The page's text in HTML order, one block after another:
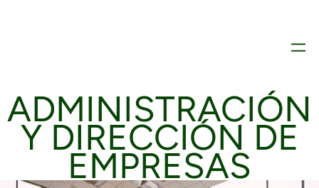
ADMINISTRACIÓN
Y DIRECCIÓN DE
EMPRESAS